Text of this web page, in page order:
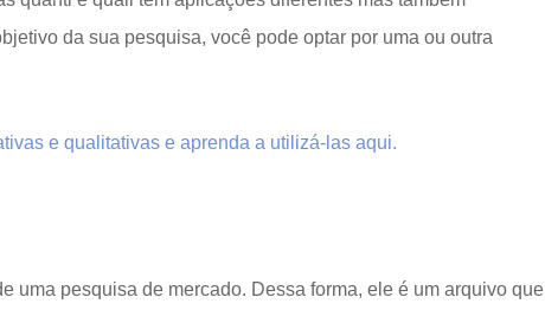
da sua pesquisa, você pode optar por uma ou outra
e qualitativas e aprenda a utilizá-las aqui.
uma pesquisa de mercado. Dessa forma, ele é um arquivo que